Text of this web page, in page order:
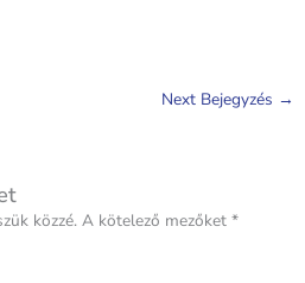
Next Bejegyzés →
közzé. A kötelező mezőket *